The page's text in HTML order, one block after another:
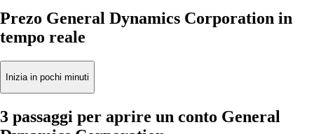
Prezo General Dynamics Corporation in
tempo reale
Inizia in pochi minuti
3 passaggi per aprire un conto General